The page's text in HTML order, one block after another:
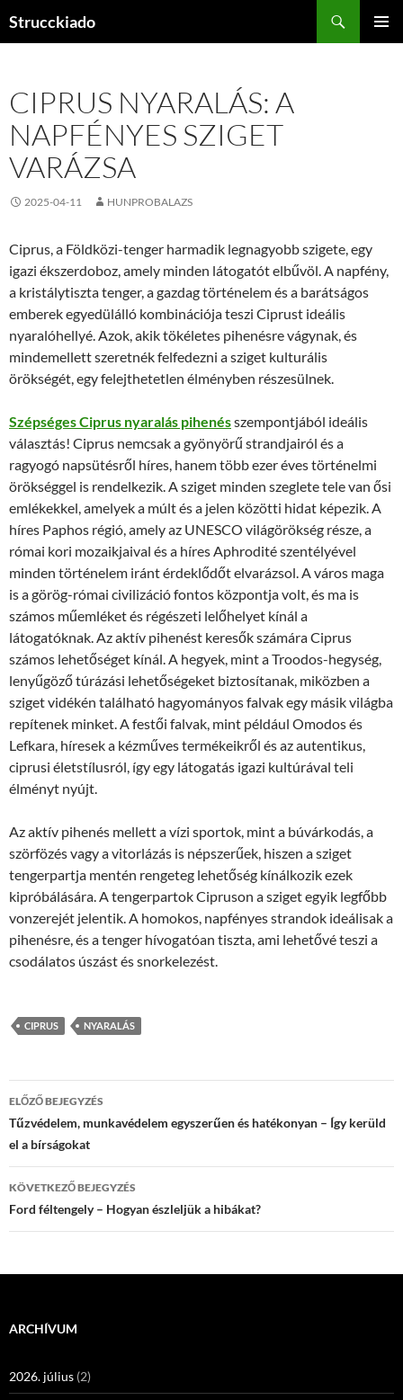
Strucckiado
CIPRUS NYARALÁS: A
NAPFÉNYES SZIGET
VARÁZSA
2025-04-11 HUNPROBALAZS
Ciprus, a Földközi-tenger harmadik legnagyobb szigete, egy
igazi ékszerdoboz, amely minden látogatót elbűvöl. A napfény,
a kristálytiszta tenger, a gazdag történelem és a barátságos
emberek egyedülálló kombinációja teszi Ciprust ideális
nyaralóhellyé. Azok, akik tökéletes pihenésre vágynak, és
mindemellett szeretnék felfedezni a sziget kulturális
örökségét, egy felejthetetlen élményben részesülnek.
Szépséges Ciprus nyaralás pihenésszempontjából ideális
választás! Ciprus nemcsak a gyönyörű strandjairól és a
ragyogó napsütésről híres, hanem több ezer éves történelmi
örökséggel is rendelkezik. A sziget minden szeglete tele van ősi
emlékekkel, amelyek a múlt és a jelen közötti hidat képezik. A
híres Paphos régió, amely az UNESCO világörökség része, a
római kori mozaikjaival és a híres Aphrodité szentélyével
minden történelem iránt érdeklődőt elvarázsol. A város maga
is a görög-római civilizáció fontos központja volt, és ma is
számos műemléket és régészeti lelőhelyet kínál a
látogatóknak. Az aktív pihenést keresők számára Ciprus
számos lehetőséget kínál. A hegyek, mint a Troodos-hegység,
lenyűgöző túrázási lehetőségeket biztosítanak, miközben a
sziget vidékén található hagyományos falvak egy másik világba
repítenek minket. A festői falvak, mint például Omodos és
Lefkara, híresek a kézműves termékeikről és az autentikus,
ciprusi életstílusról, így egy látogatás igazi kultúrával teli
élményt nyújt.
Az aktív pihenés mellett a vízi sportok, mint a búvárkodás, a
szörfözés vagy a vitorlázás is népszerűek, hiszen a sziget
tengerpartja mentén rengeteg lehetőség kínálkozik ezek
kipróbálására. A tengerpartok Cipruson a sziget egyik legfőbb
vonzerejét jelentik. A homokos, napfényes strandok ideálisak a
pihenésre, és a tenger hívogatóan tiszta, ami lehetővé teszi a
csodálatos úszást és snorkelezést.
CIPRUS NYARALÁS
Bejegyzések
navigációja
ELŐZŐ BEJEGYZÉS
Tűzvédelem, munkavédelem egyszerűen és hatékonyan – Így kerüld
el a bírságokat
KÖVETKEZŐ BEJEGYZÉS
Ford féltengely – Hogyan észleljük a hibákat?
ARCHÍVUM
2026. július (2)